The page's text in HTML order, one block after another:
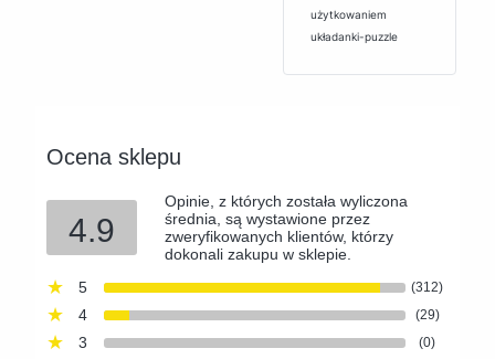
użytkowaniem
układanki-puzzle
Ocena sklepu
4.9
Opinie, z których została wyliczona
średnia, są wystawione przez
zweryfikowanych klientów, którzy
dokonali zakupu w sklepie.
5
(312)
4 (29)
3 (0)